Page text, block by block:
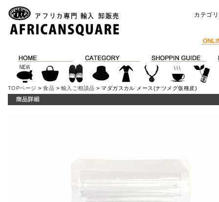
カテゴ
TOPページ >食品 > 輸入ご相談品 > マダガスカル メース(ナツメグ仮種皮)